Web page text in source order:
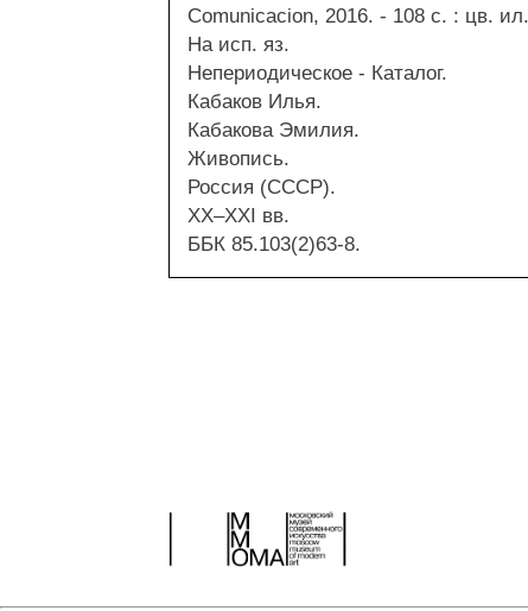
Comunicacion, 2016. - 108 с. : цв.
На исп. яз.
Непериодическое - Каталог.
Кабаков Илья.
Кабакова Эмилия.
Живопись.
Россия (СССР).
XX–XXI вв.
ББК 85.103(2)63-8.